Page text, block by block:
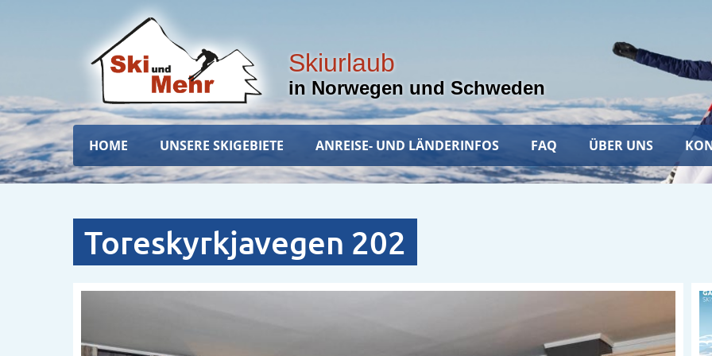
Skiurlaub
in Norwegen und Schweden
Hauptnavigation
HOME UNSERE SKIGEBIETE ANREISE- UND LÄNDERINFOS FAQ ÜBER UNS
Toreskyrkjavegen 202